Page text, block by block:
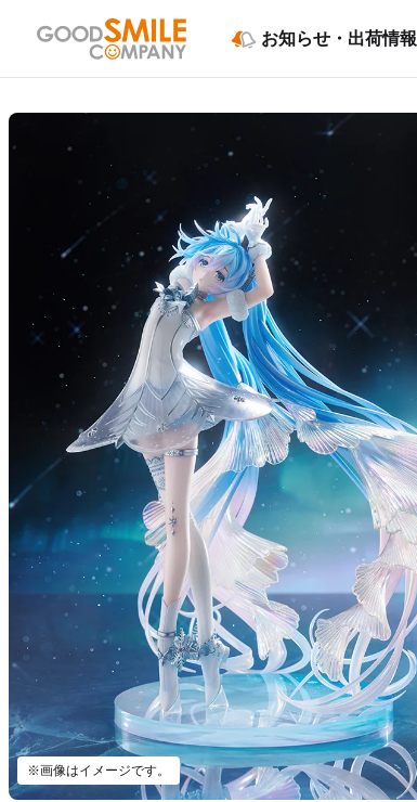
お知らせ・出荷情報
※画像はイメージです。